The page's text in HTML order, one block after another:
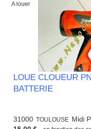
A louer
LOUE CLOUEUR
BATTERIE
31000 TOULOUSE Midi